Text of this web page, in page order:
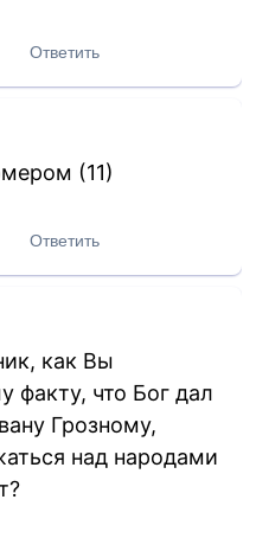
Ответить
(11)
Ответить
как Вы
факту, что Бог дал
Грозному,
над народами